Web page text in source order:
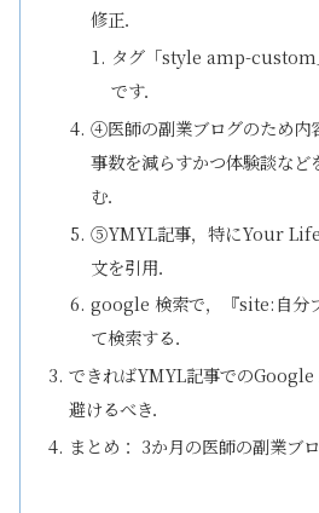
修正．
タグ「style amp-custom
です．
④医師の副業ブログのため
事数を減らすかつ体験談など
む．
⑤YMYL記事，特にYour
文を引用．
google 検索で，『site:自分
て検索する．
できればYMYL記事での
避けるべき．
まとめ： 3か月の医師の副業ブ